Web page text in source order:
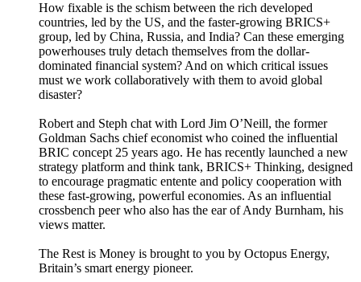
How fixable is the schism between the rich developed
countries, led by the US, and the faster-growing BRICS+
group, led by China, Russia, and India? Can these emerging
powerhouses truly detach themselves from the dollar-
dominated financial system? And on which critical issues
must we work collaboratively with them to avoid global
disaster?
Robert and Steph chat with Lord Jim O’Neill, the former
Goldman Sachs chief economist who coined the influential
BRIC concept 25 years ago. He has recently launched a new
strategy platform and think tank, BRICS+ Thinking, designed
to encourage pragmatic entente and policy cooperation with
these fast-growing, powerful economies. As an influential
crossbench peer who also has the ear of Andy Burnham, his
views matter.
The Rest is Money is brought to you by Octopus Energy,
Britain’s smart energy pioneer.